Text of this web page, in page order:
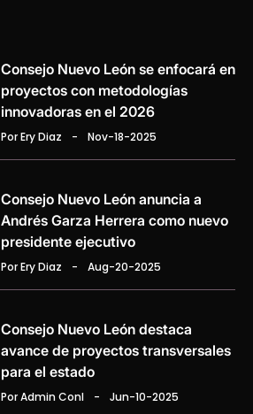
Consejo Nuevo León se enfocará en
proyectos con metodologías
innovadoras en el 2026
Por Ery Diaz - Nov-18-2025
Consejo Nuevo León anuncia a
Andrés Garza Herrera como nuevo
presidente ejecutivo
Por Ery Diaz - Aug-20-2025
Consejo Nuevo León destaca
avance de proyectos transversales
para el estado
Por Admin Conl - Jun-10-2025